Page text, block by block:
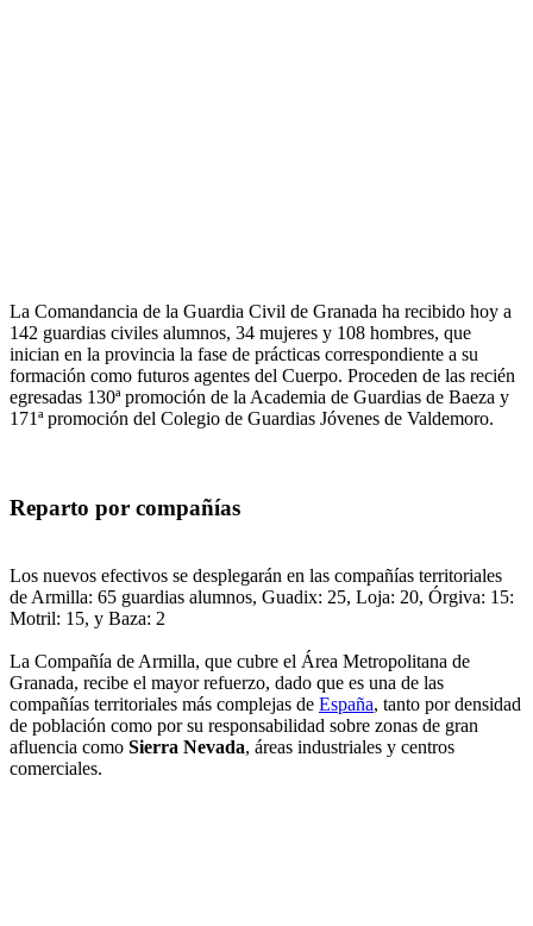
La Comandancia de la Guardia Civil de Granada ha recibido hoy a
142 guardias civiles alumnos, 34 mujeres y 108 hombres, que
inician en la provincia la fase de prácticas correspondiente a su
formación como futuros agentes del Cuerpo. Proceden de las recién
egresadas 130ª promoción de la Academia de Guardias de Baeza y
171ª promoción del Colegio de Guardias Jóvenes de Valdemoro.
Reparto por compañías
Los nuevos efectivos se desplegarán en las compañías territoriales
de Armilla: 65 guardias alumnos, Guadix: 25, Loja: 20, Órgiva: 15:
Motril: 15, y Baza: 2
La Compañía de Armilla, que cubre el Área Metropolitana de
Granada, recibe el mayor refuerzo, dado que es una de las
compañías territoriales más complejas de España, tanto por densidad
de población como por su responsabilidad sobre zonas de gran
afluencia como Sierra Nevada, áreas industriales y centros
comerciales.